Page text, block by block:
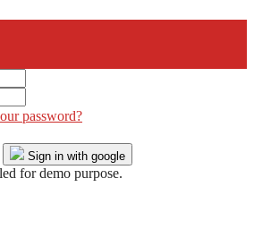
password?
Sign in with google
for demo purpose.